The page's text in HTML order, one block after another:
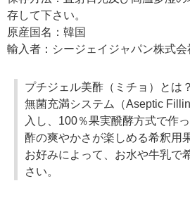
存して下さい。
原産国名：韓国
輸入者：シージェイジャパン株式会
プチジェル美酢（ミチョ）とは？
無菌充満システム（Aseptic
入し、100％果実醗酵方式で作
酢の爽やかさが楽しめる希釈用
お好みによって、お水や牛乳で
さい。